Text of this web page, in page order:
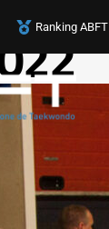
Ranking ABFT